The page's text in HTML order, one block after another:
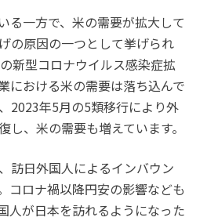
る一方で、米の需要が拡大して
の原因の一つとして挙げられ
新型コロナウイルス感染症拡
における米の需要は落ち込んで
2023年5月の5類移行により外
し、米の需要も増えています。
訪日外国人によるインバウン
コロナ禍以降円安の影響なども
人が日本を訪れるようになった